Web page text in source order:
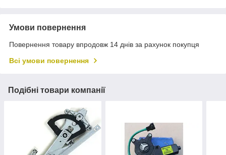
Умови повернення
Повернення товару впродовж 14 днів за рахунок покупця
Всі умови повернення
Подібні товари компанії